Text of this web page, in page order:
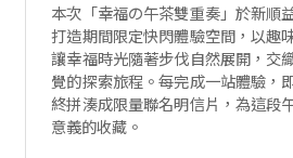
本次「幸福の午茶雙重奏」於新順
打造期間限定快閃體驗空間，以趣
讓幸福時光隨著步伐自然展開，交
覺的探索旅程。每完成一站體驗，
終拼湊成限量聯名明信片，為這段
意義的收藏。